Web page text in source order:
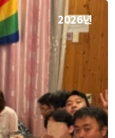
2026년